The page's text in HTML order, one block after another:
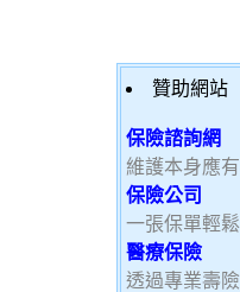
贊助網
保險諮詢網
維護本身應
保險公司
一張保單輕
醫療保險
透過專業壽